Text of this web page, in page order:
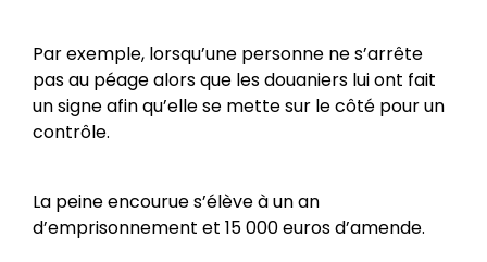
Par exemple, lorsqu’une personne ne s’arrête
pas au péage alors que les douaniers lui ont fait
un signe afin qu’elle se mette sur le côté pour un
contrôle.
La peine encourue s’élève à un an
d’emprisonnement et 15 000 euros d’amende.